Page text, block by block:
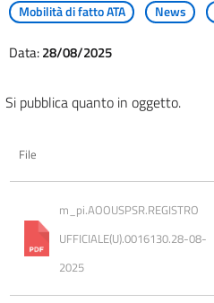
Mobilità di fatto ATA News
Data:28/08/2025
Si pubblica quanto in oggetto.
File
m_pi.AOOUSPSR.REGISTRO
UFFICIALE(U).0016130.28-08-
2025